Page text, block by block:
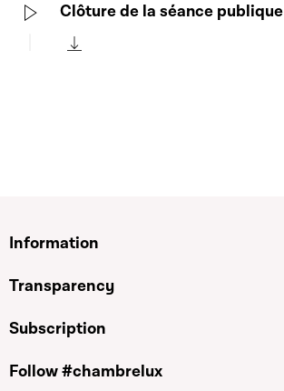
Clôture de la séance publique
Information
Transparency
Subscription
Follow #chambrelux